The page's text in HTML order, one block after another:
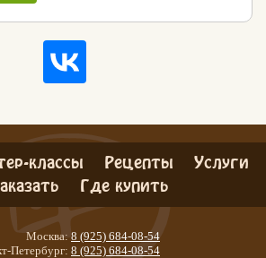
классы Рецепты Услуги
Где купить
Москва: 8 (925) 684-08-54
Петербург: 8 (925) 684-08-54